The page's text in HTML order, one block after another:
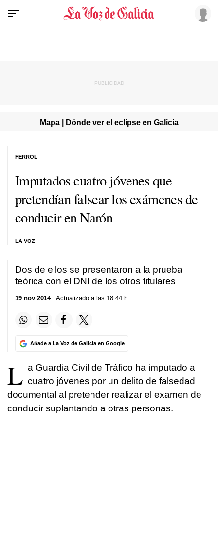
Mapa | Dónde ver el eclipse en Galicia
Imputados cuatro jóvenes que
pretendían falsear los exámenes de
conducir en Narón
LA VOZ
FERROL
Dos de ellos se presentaron a la prueba
teórica con el DNI de los otros titulares
19 nov 2014. Actualizado a las 18:44 h.
Añade a La Voz de Galicia en Google
L a Guardia Civil de Tráfico ha imputado a
cuatro jóvenes por un delito de falsedad
documental al pretender realizar el examen de
conducir suplantando a otras personas.